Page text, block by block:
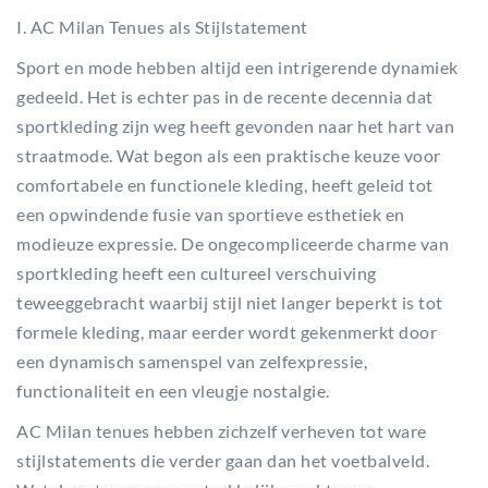
I. AC Milan Tenues als Stijlstatement
Sport en mode hebben altijd een intrigerende dynamiek
gedeeld. Het is echter pas in de recente decennia dat
sportkleding zijn weg heeft gevonden naar het hart van
straatmode. Wat begon als een praktische keuze voor
comfortabele en functionele kleding, heeft geleid tot
een opwindende fusie van sportieve esthetiek en
modieuze expressie. De ongecompliceerde charme van
sportkleding heeft een cultureel verschuiving
teweeggebracht waarbij stijl niet langer beperkt is tot
formele kleding, maar eerder wordt gekenmerkt door
een dynamisch samenspel van zelfexpressie,
functionaliteit en een vleugje nostalgie.
AC Milan tenues hebben zichzelf verheven tot ware
stijlstatements die verder gaan dan het voetbalveld.